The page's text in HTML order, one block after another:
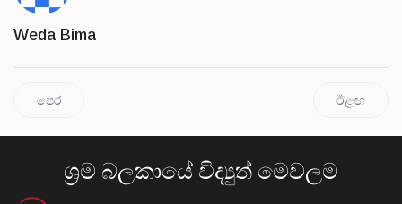
Weda Bima
පෙර ඊළඟ
ශ්‍රම බලකායේ විද්‍යුත් මෙවලම